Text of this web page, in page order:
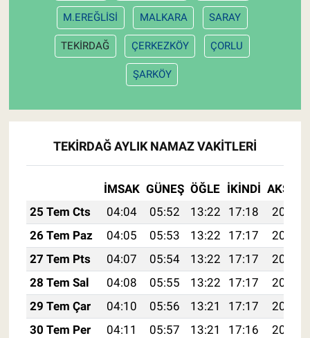
M.EREĞLİSİ MALKARA SARAY
TEKİRDAĞ ÇERKEZKÖY ÇORLU
ŞARKÖY
TEKİRDAĞ AYLIK NAMAZ VAKITLERI
İMSAK GÜNEŞ ÖĞLE İKINDI AKŞAM
25 Tem Cts
04:04 05:52 13:22 17:18
20:41
26 Tem Paz
04:05 05:53 13:22 17:17
20:40
27 Tem Pts
04:07 05:54 13:22 17:17
20:39
28 Tem Sal
04:08 05:55 13:22 17:17
20:38
29 Tem Çar
04:10 05:56 13:21 17:17
20:37
30 Tem Per
04:11 05:57 13:21 17:16
20:36